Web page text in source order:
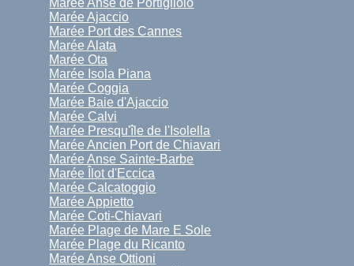
Marée Anse de Portigliolo
Marée Ajaccio
Marée Port des Cannes
Marée Alata
Marée Ota
Marée Isola Piana
Marée Coggia
Marée Baie d'Ajaccio
Marée Calvi
Marée Presqu'île de l'Isolella
Marée Ancien Port de Chiavari
Marée Anse Sainte-Barbe
Marée Îlot d'Eccica
Marée Calcatoggio
Marée Appietto
Marée Coti-Chiavari
Marée Plage de Mare E Sole
Marée Plage du Ricanto
Marée Anse Ottioni